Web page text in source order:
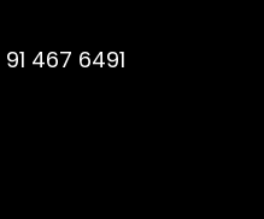
91 467 6491